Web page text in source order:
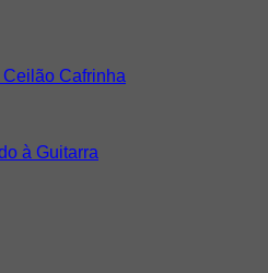
Cafrinha